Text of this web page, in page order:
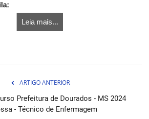
Leia mais...
ARTIGO ANTERIOR
Prefeitura de Dourados - MS 2024
- Técnico de Enfermagem